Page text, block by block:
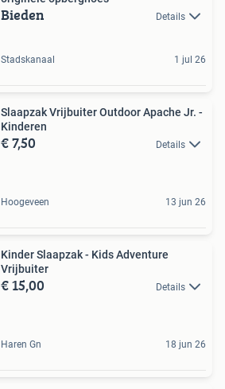
Bieden Details
Stadskanaal 1 jul 26
Slaapzak Vrijbuiter Outdoor Apache Jr. -
Kinderen
€ 7,50 Details
Hoogeveen 13 jun 26
Kinder Slaapzak - Kids Adventure
Vrijbuiter
€ 15,00 Details
Haren Gn 18 jun 26